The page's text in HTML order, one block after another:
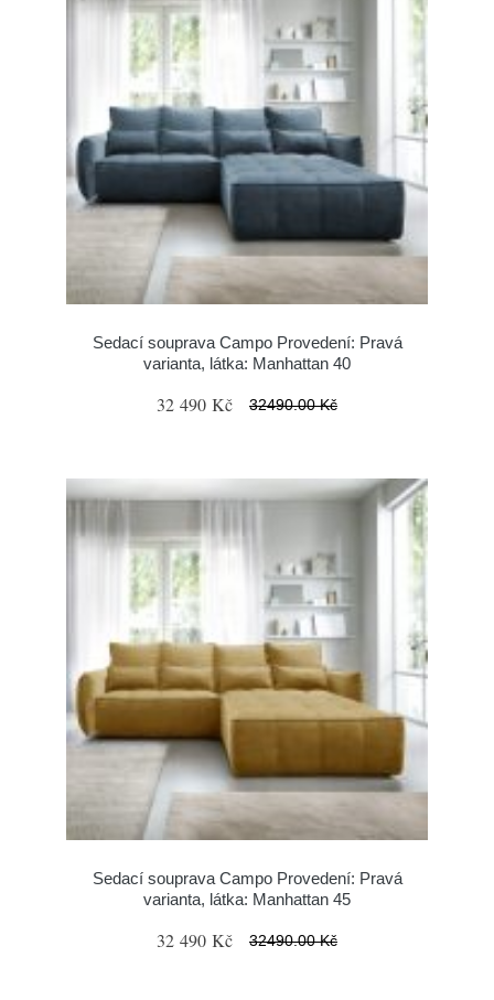
Sedací souprava Campo Provedení: Pravá
varianta, látka: Manhattan 40
32 490 Kč 32490.00 Kč
Sedací souprava Campo Provedení: Pravá
varianta, látka: Manhattan 45
32 490 Kč 32490.00 Kč